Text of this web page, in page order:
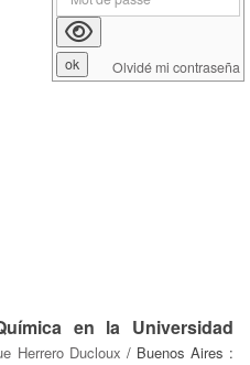
en la Universidad
Herrero Ducloux / Buenos Aires :
Olvidé mi contraseña